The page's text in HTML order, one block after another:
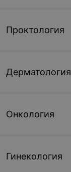
Проктология
Дерматология
Онкология
Гинекология